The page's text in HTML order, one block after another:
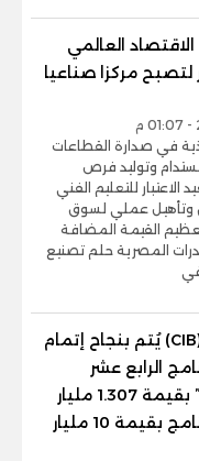
العالمي
مركزا صناعيا
في صدارة القطاعات
وتوليد فرص
للتعليم الفني
وتأهيل عملي لسوق
القيمة المضافة
المصرية حلم تصنيع
في
البنك التجاري الدولي (CIB) يُتم بنجاح إتمام
الرابع عشر
لتوريق شركة “بي. تك” بقيمة 1.307 مليار
جنيه مصري ضمن برنامج بقيمة 10 مليار